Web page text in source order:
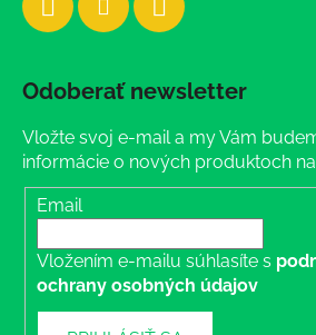
Odoberať newsletter
Vložte svoj e-mail a my Vám
informácie o nových produktoch
Email
Vložením e-mailu súhlasíte s
ochrany osobných údajov